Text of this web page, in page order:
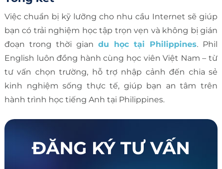
Việc chuẩn bị kỹ lưỡng cho nhu cầu Internet sẽ giúp
bạn có trải nghiệm học tập trọn vẹn và không bị gián
đoạn trong thời gian du học tại Philippines. Phil
English luôn đồng hành cùng học viên Việt Nam – từ
tư vấn chọn trường, hỗ trợ nhập cảnh đến chia sẻ
kinh nghiệm sống thực tế, giúp bạn an tâm trên
hành trình học tiếng Anh tại Philippines.
ĐĂNG KÝ TƯ VẤN